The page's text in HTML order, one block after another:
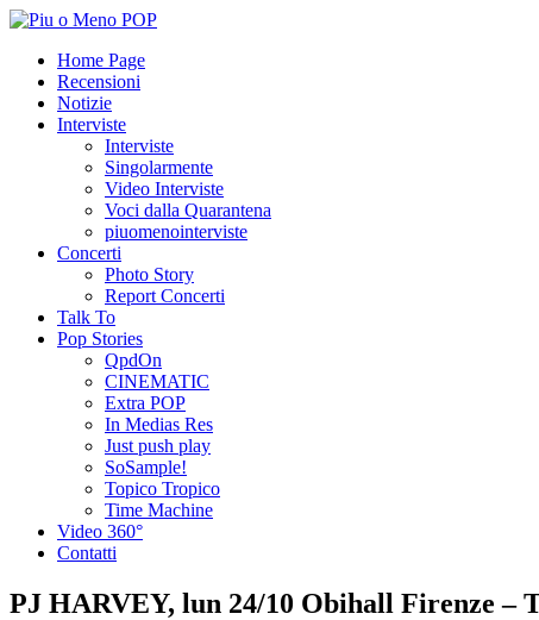
Home Page
Recensioni
Notizie
Interviste
Interviste
Singolarmente
Video Interviste
Voci dalla Quarantena
piuomenointerviste
Concerti
Photo Story
Report Concerti
Talk To
Pop Stories
QpdOn
CINEMATIC
Extra POP
In Medias Res
Just push play
SoSample!
Topico Tropico
Time Machine
Video 360°
Contatti
PJ HARVEY, lun 24/10 Obihall Firenze –